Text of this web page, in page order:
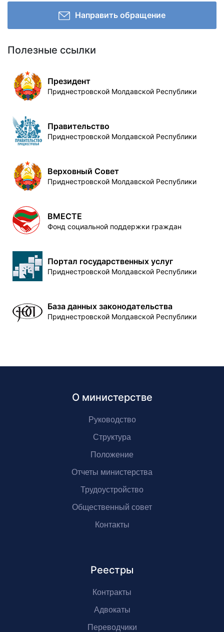
Направить обращение
Полезные ссылки
Президент
Приднестровской Молдавской Республики
Правительство
Приднестровской Молдавской Республики
Верховный Совет
Приднестровской Молдавской Республики
ВМЕСТЕ
Фонд социальной поддержки граждан
Портал государственных услуг
Приднестровской Молдавской Республики
База данных законодательства
Приднестровской Молдавской Республики
О министерстве
Руководство
Структура
Положение
Отчеты министерства
Трудоустройство
Общественный совет
Контакты
Реестры
Контракты
Адвокаты
Переводчики